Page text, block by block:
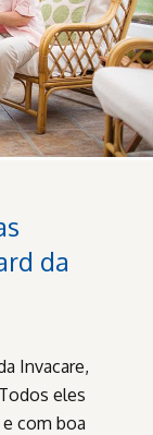
da
Invacare,
eles
com boa